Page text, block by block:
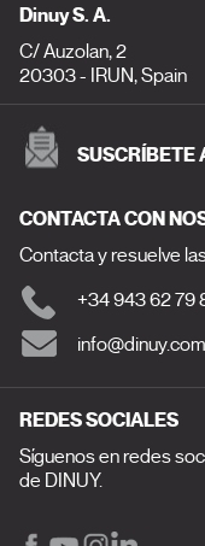
Dinuy S. A.
C/ Auzolan, 2
20303 - IRUN, Spain
SUSCRÍBETE
CONTACTA CON
Contacta y resuelve
+34 943 62 79
info@dinuy.com
REDES SOCIALES
Síguenos en redes
de DINUY.